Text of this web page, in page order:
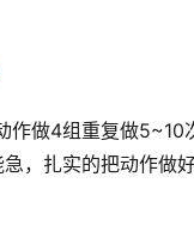
作做4组重复做5~10
，扎实的把动作做